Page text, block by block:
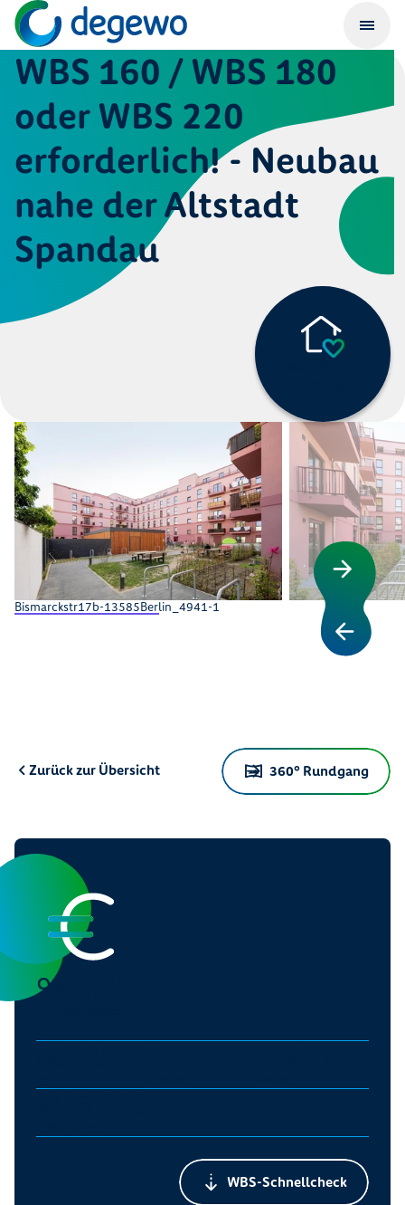
WBS 160 / WBS 180
oder WBS 220
erforderlich! - Neubau
nahe der Altstadt
Spandau
Bismarckstr17b-13585Berlin_4941-1
Zurück zur Übersicht 360° Rundgang
912,20
WBS-Schnellcheck